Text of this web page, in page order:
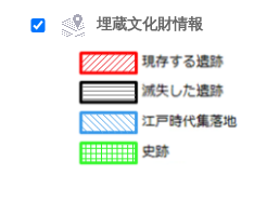
埋蔵文化財情報